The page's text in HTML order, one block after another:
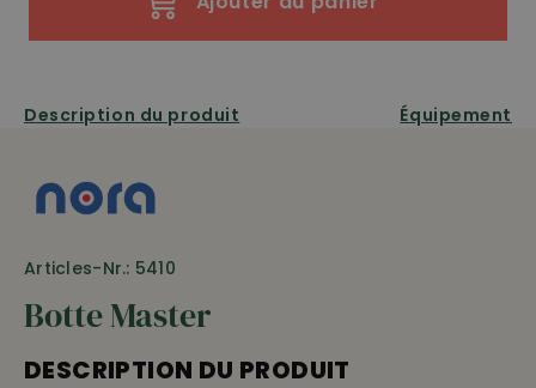
Description du produit Équipement
Articles-Nr.: 5410
Botte Master
DESCRIPTION DU PRODUIT